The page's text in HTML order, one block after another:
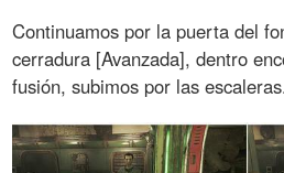
Continuamos por la puerta del
cerradura [Avanzada], dentro
fusión, subimos por las